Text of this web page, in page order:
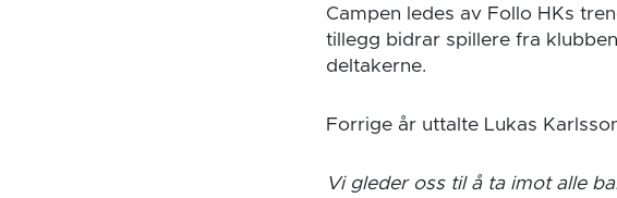
Campen ledes av Follo HKs
tillegg bidrar spillere fra
deltakerne.
Forrige år uttalte Lukas
Vi gleder oss til å ta imot alle